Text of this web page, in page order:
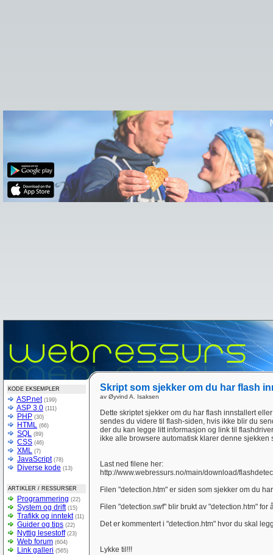
KODE EKSEMPLER
ASP.net (199)
ASP 3.0 (111)
PHP (30)
HTML (66)
SQL (89)
CSS (46)
XML (7)
JavaScript (78)
Diverse kode (13)
ARTIKLER / RESSURSER
Programmering (22)
System og drift (15)
Trafikk og inntekt (11)
Guider og tips (22)
Nyttig lesestoff (23)
Web forum (604)
Link galleri (565)
Skript som sjekker om du har flash
av Øyvind A. Isaksen
Dette skriptet sjekker om du har flash innstallert
sendes du videre til flash-siden, hvis ikke blir du
der du kan legge litt informasjon og link til
ikke alle browsere automatisk klarer denne sjekken
Last ned filene her:
http://www.webressurs.no/main/download/
Filen "detection.htm" er siden som sjekker om du
Filen "detection.swf" blir brukt av "detection.htm" for
Det er kommentert i "detection.htm" hvor du skal
Lykke til!!!